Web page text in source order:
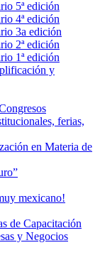
5ª edición
4ª edición
3a edición
2ª edición
1ª edición
y
ferias,
en Materia de
mexicano!
de Capacitación
y Negocios